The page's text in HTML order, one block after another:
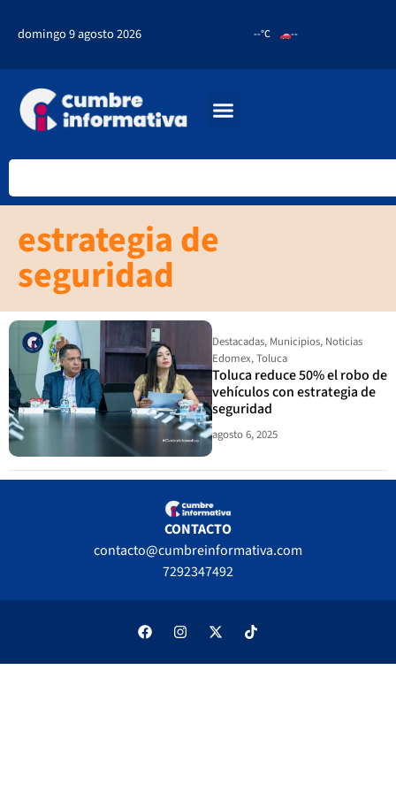
domingo 9 agosto 2026 --°C --
estrategia de
seguridad
Destacadas, Municipios, Noticias
Edomex,Toluca
Toluca reduce 50% el robo de
vehículos con estrategia de
seguridad
agosto 6, 2025
CONTACTO
contacto@cumbreinformativa.com
7292347492